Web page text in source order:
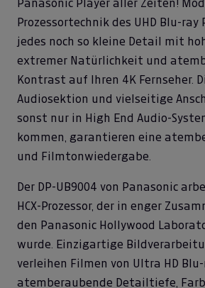
Panasonic Player aller Zeiten!
Prozessortechnik des UHD Blu-
jedes noch so kleine Detail mit
extremer Natürlichkeit und
Kontrast auf Ihren 4K Fernseher.
Audiosektion und vielseitige
sonst nur in High End Audio-
kommen, garantieren eine
und Filmtonwiedergabe.
Der DP-UB9004 von Panasonic
HCX-Prozessor, der in enger
den Panasonic Hollywood
wurde. Einzigartige
verleihen Filmen von Ultra HD Blu-
atemberaubende Detailtiefe,